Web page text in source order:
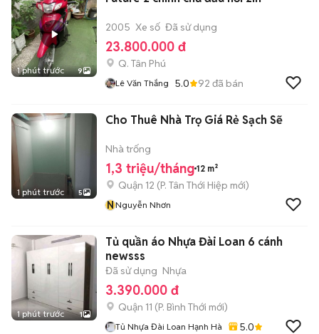
1 phút trước 9
2005 Xe số Đã sử dụng
23.800.000 đ
Q. Tân Phú
Lê Văn Thắng 5.0 92 đã bán
1 phút trước 5
Cho Thuê Nhà Trọ Giá Rẻ Sạch Sẽ
Nhà trống
1,3 triệu/tháng 12 m²
Quận 12 (P. Tân Thới Hiệp mới)
NNguyễn Nhơn
1 phút trước 1
Tủ quần áo Nhựa Đài Loan 6 cánh
newsss
Đã sử dụng Nhựa
3.390.000 đ
Quận 11 (P. Bình Thới mới)
Tủ Nhựa Đài Loan Hạnh Hà 5.0